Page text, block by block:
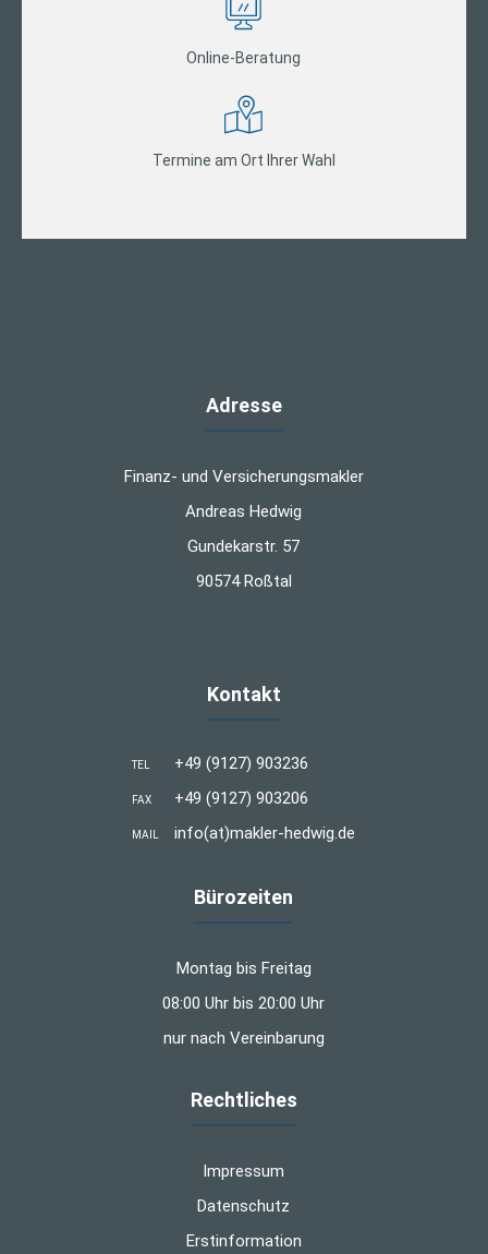
Online-Beratung
Termine am Ort Ihrer Wahl
Adresse
Finanz- und Versicherungsmakler
Andreas Hedwig
Gundekarstr. 57
90574 Roßtal
Kontakt
TEL +49 (9127) 903236
FAX +49 (9127) 903206
MAIL info(at)makler-hedwig.de
Bürozeiten
Montag bis Freitag
08:00 Uhr bis 20:00 Uhr
nur nach Vereinbarung
Rechtliches
Impressum
Datenschutz
Erstinformation